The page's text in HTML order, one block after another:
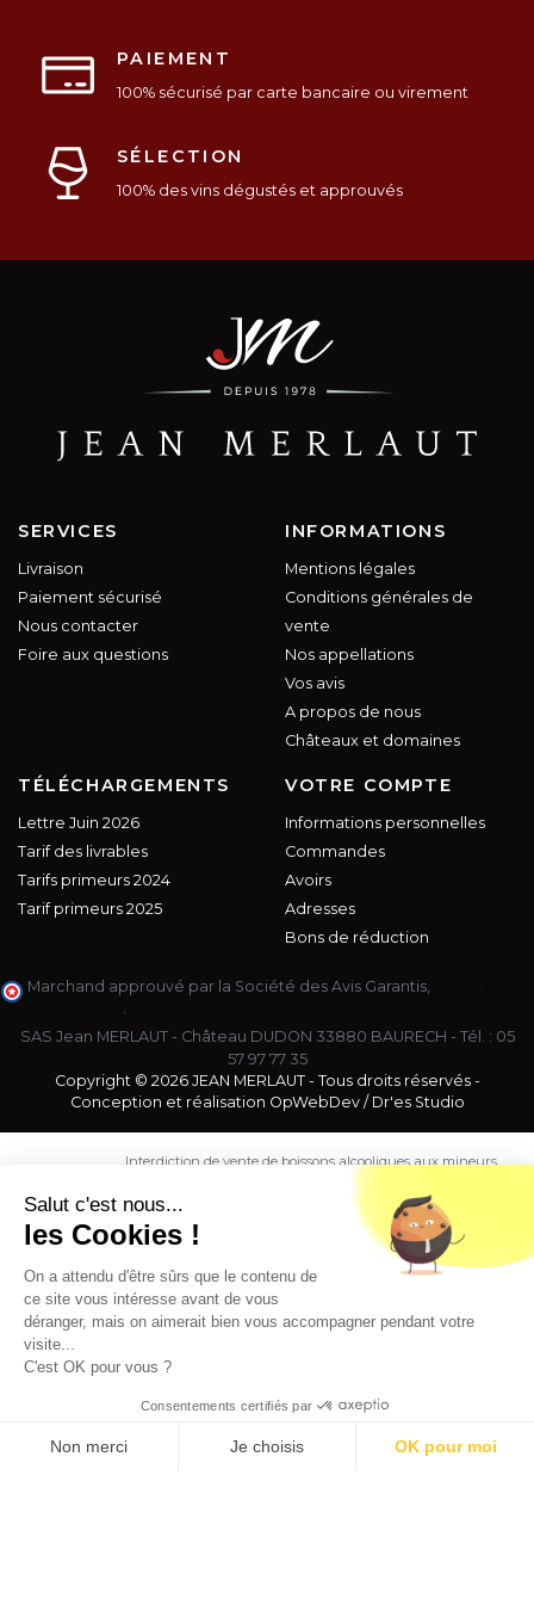
PAIEMENT
100% sécurisé par carte bancaire ou virement
SÉLECTION
100% des vins dégustés et approuvés
SERVICES
Livraison
Paiement sécurisé
Nous contacter
Foire aux questions
INFORMATIONS
Mentions légales
Conditions générales de
vente
Nos appellations
Vos avis
A propos de nous
Châteaux et domaines
TÉLÉCHARGEMENTS
Lettre Juin 2026
Tarif des livrables
Tarifs primeurs 2024
Tarif primeurs 2025
VOTRE COMPTE
Informations personnelles
Commandes
Avoirs
Adresses
Bons de réduction
Marchand approuvé par la Société des Avis Garantis,
.
SAS Jean MERLAUT - Château DUDON 33880 BAURECH - Tél. : 05
57 97 77 35
Copyright © 2026 JEAN MERLAUT - Tous droits réservés -
Conception et réalisation OpWebDev/ Dr'es Studio
Interdiction de vente de boissons alcooliques aux mineurs
est exigée au moment de la vente en ligne.
CODE DE LA SANTE PUBLIQUE, ART. L. 3342-1 et L. 3353-3
L'abus d'alcool est dangereux pour la santé. Sachez
Salut c'est nous...
les Cookies !
On a attendu d'être sûrs que le contenu de
ce site vous intéresse avant de vous
déranger, mais on aimerait bien vous accompagner pendant votre
visite...
C'est OK pour vous ?
Consentements certifiés par
Non merci Je choisis OK pour moi
★★★★★